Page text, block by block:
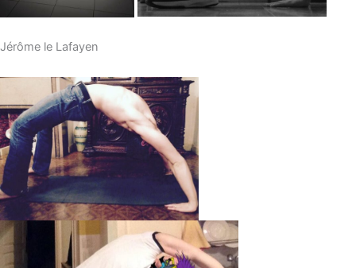
Jérôme le Lafayen